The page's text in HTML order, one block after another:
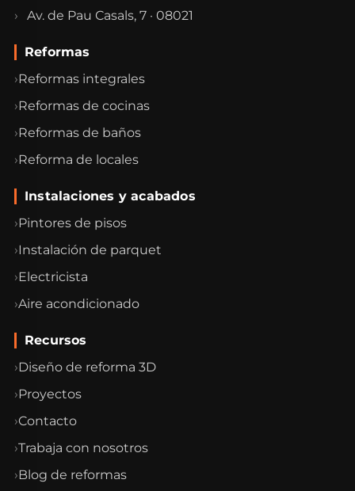
Av. de Pau Casals, 7 · 08021
Reformas
Reformas integrales
Reformas de cocinas
Reformas de baños
Reforma de locales
Instalaciones y acabados
Pintores de pisos
Instalación de parquet
Electricista
Aire acondicionado
Recursos
Diseño de reforma 3D
Proyectos
Contacto
Trabaja con nosotros
Blog de reformas